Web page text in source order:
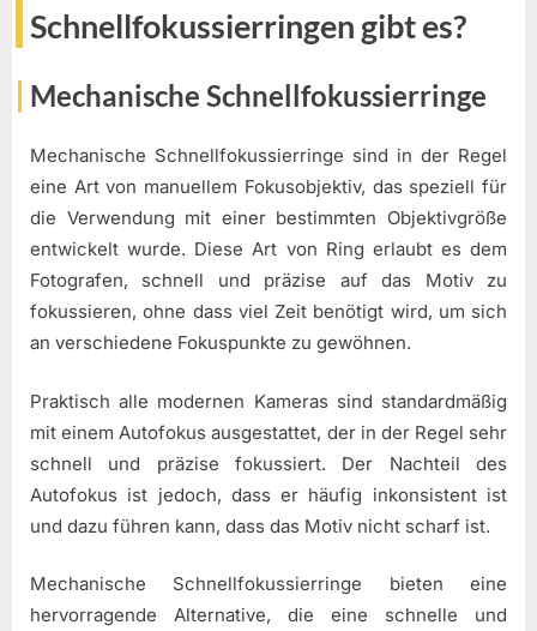
Schnellfokussierringen gibt es?
Mechanische Schnellfokussierringe
Mechanische Schnellfokussierringe sind in der Regel
eine Art von manuellem Fokusobjektiv, das speziell für
die Verwendung mit einer bestimmten Objektivgröße
entwickelt wurde. Diese Art von Ring erlaubt es dem
Fotografen, schnell und präzise auf das Motiv zu
fokussieren, ohne dass viel Zeit benötigt wird, um sich
an verschiedene Fokuspunkte zu gewöhnen.
Praktisch alle modernen Kameras sind standardmäßig
mit einem Autofokus ausgestattet, der in der Regel sehr
schnell und präzise fokussiert. Der Nachteil des
Autofokus ist jedoch, dass er häufig inkonsistent ist
und dazu führen kann, dass das Motiv nicht scharf ist.
Mechanische Schnellfokussierringe bieten eine
hervorragende Alternative, die eine schnelle und